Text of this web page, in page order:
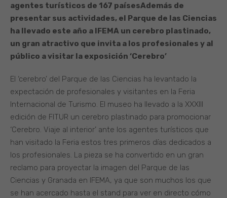
agentes turísticos de 167 paísesAdemás de
presentar sus actividades, el Parque de las Ciencias
ha llevado este año a IFEMA un cerebro plastinado,
un gran atractivo que invita a los profesionales y al
público a visitar la exposición ‘Cerebro’
El ‘cerebro’ del Parque de las Ciencias ha levantado la
expectación de profesionales y visitantes en la Feria
Internacional de Turismo. El museo ha llevado a la XXXIII
edición de FITUR un cerebro plastinado para promocionar
‘Cerebro. Viaje al interior’ ante los agentes turísticos que
han visitado la Feria estos tres primeros días dedicados a
los profesionales. La pieza se ha convertido en un gran
reclamo para proyectar la imagen del Parque de las
Ciencias y Granada en IFEMA, ya que son muchos los que
se han acercado hasta el stand para ver en directo cómo